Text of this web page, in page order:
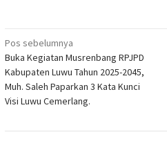
Navigasi
pos
Pos sebelumnya
Buka Kegiatan Musrenbang RPJPD
Kabupaten Luwu Tahun 2025-2045,
Muh. Saleh Paparkan 3 Kata Kunci
Visi Luwu Cemerlang.